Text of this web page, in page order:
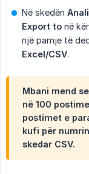
Në skedën
Export to në
një pamje të
Excel/CSV.
Mbani mend
në 100
postimet e
kufi për
skedar CSV.